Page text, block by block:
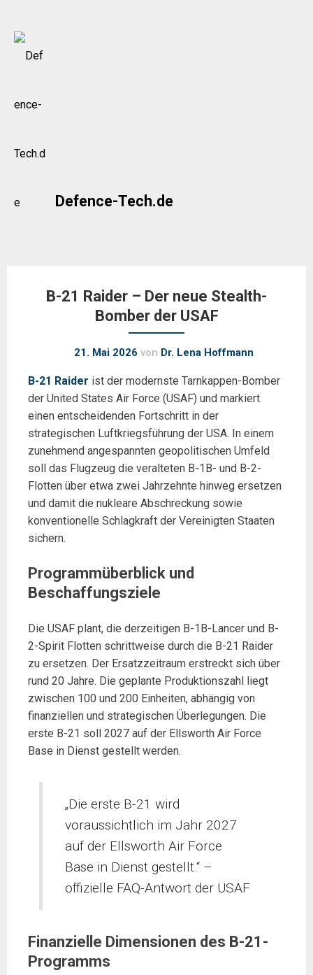
Skip
Defence-Tech.de
B-21 Raider – Der neue Stealth-
Bomber der USAF
21. Mai 2026 von Dr. Lena Hoffmann
B-21 Raider ist der modernste Tarnkappen-Bomber
der United States Air Force (USAF) und markiert
einen entscheidenden Fortschritt in der
strategischen Luftkriegsführung der USA. In einem
zunehmend angespannten geopolitischen Umfeld
soll das Flugzeug die veralteten B-1B- und B-2-
Flotten über etwa zwei Jahrzehnte hinweg ersetzen
und damit die nukleare Abschreckung sowie
konventionelle Schlagkraft der Vereinigten Staaten
sichern.
Programmüberblick und
Beschaffungsziele
Die USAF plant, die derzeitigen B-1B-Lancer und B-
2-Spirit Flotten schrittweise durch die B-21 Raider
zu ersetzen. Der Ersatzzeitraum erstreckt sich über
rund 20 Jahre. Die geplante Produktionszahl liegt
zwischen 100 und 200 Einheiten, abhängig von
finanziellen und strategischen Überlegungen. Die
erste B-21 soll 2027 auf der Ellsworth Air Force
Base in Dienst gestellt werden.
„Die erste B-21 wird
voraussichtlich im Jahr 2027
auf der Ellsworth Air Force
Base in Dienst gestellt.“ –
offizielle FAQ-Antwort der USAF
Finanzielle Dimensionen des B-21-
Programms